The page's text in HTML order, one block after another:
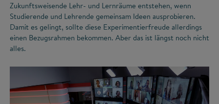
Zukunftsweisende Lehr- und Lernräume entstehen, wenn
Studierende und Lehrende gemeinsam Ideen ausprobieren.
Damit es gelingt, sollte diese Experimentierfreude allerdings
einen Bezugsrahmen bekommen. Aber das ist längst noch nicht
alles.